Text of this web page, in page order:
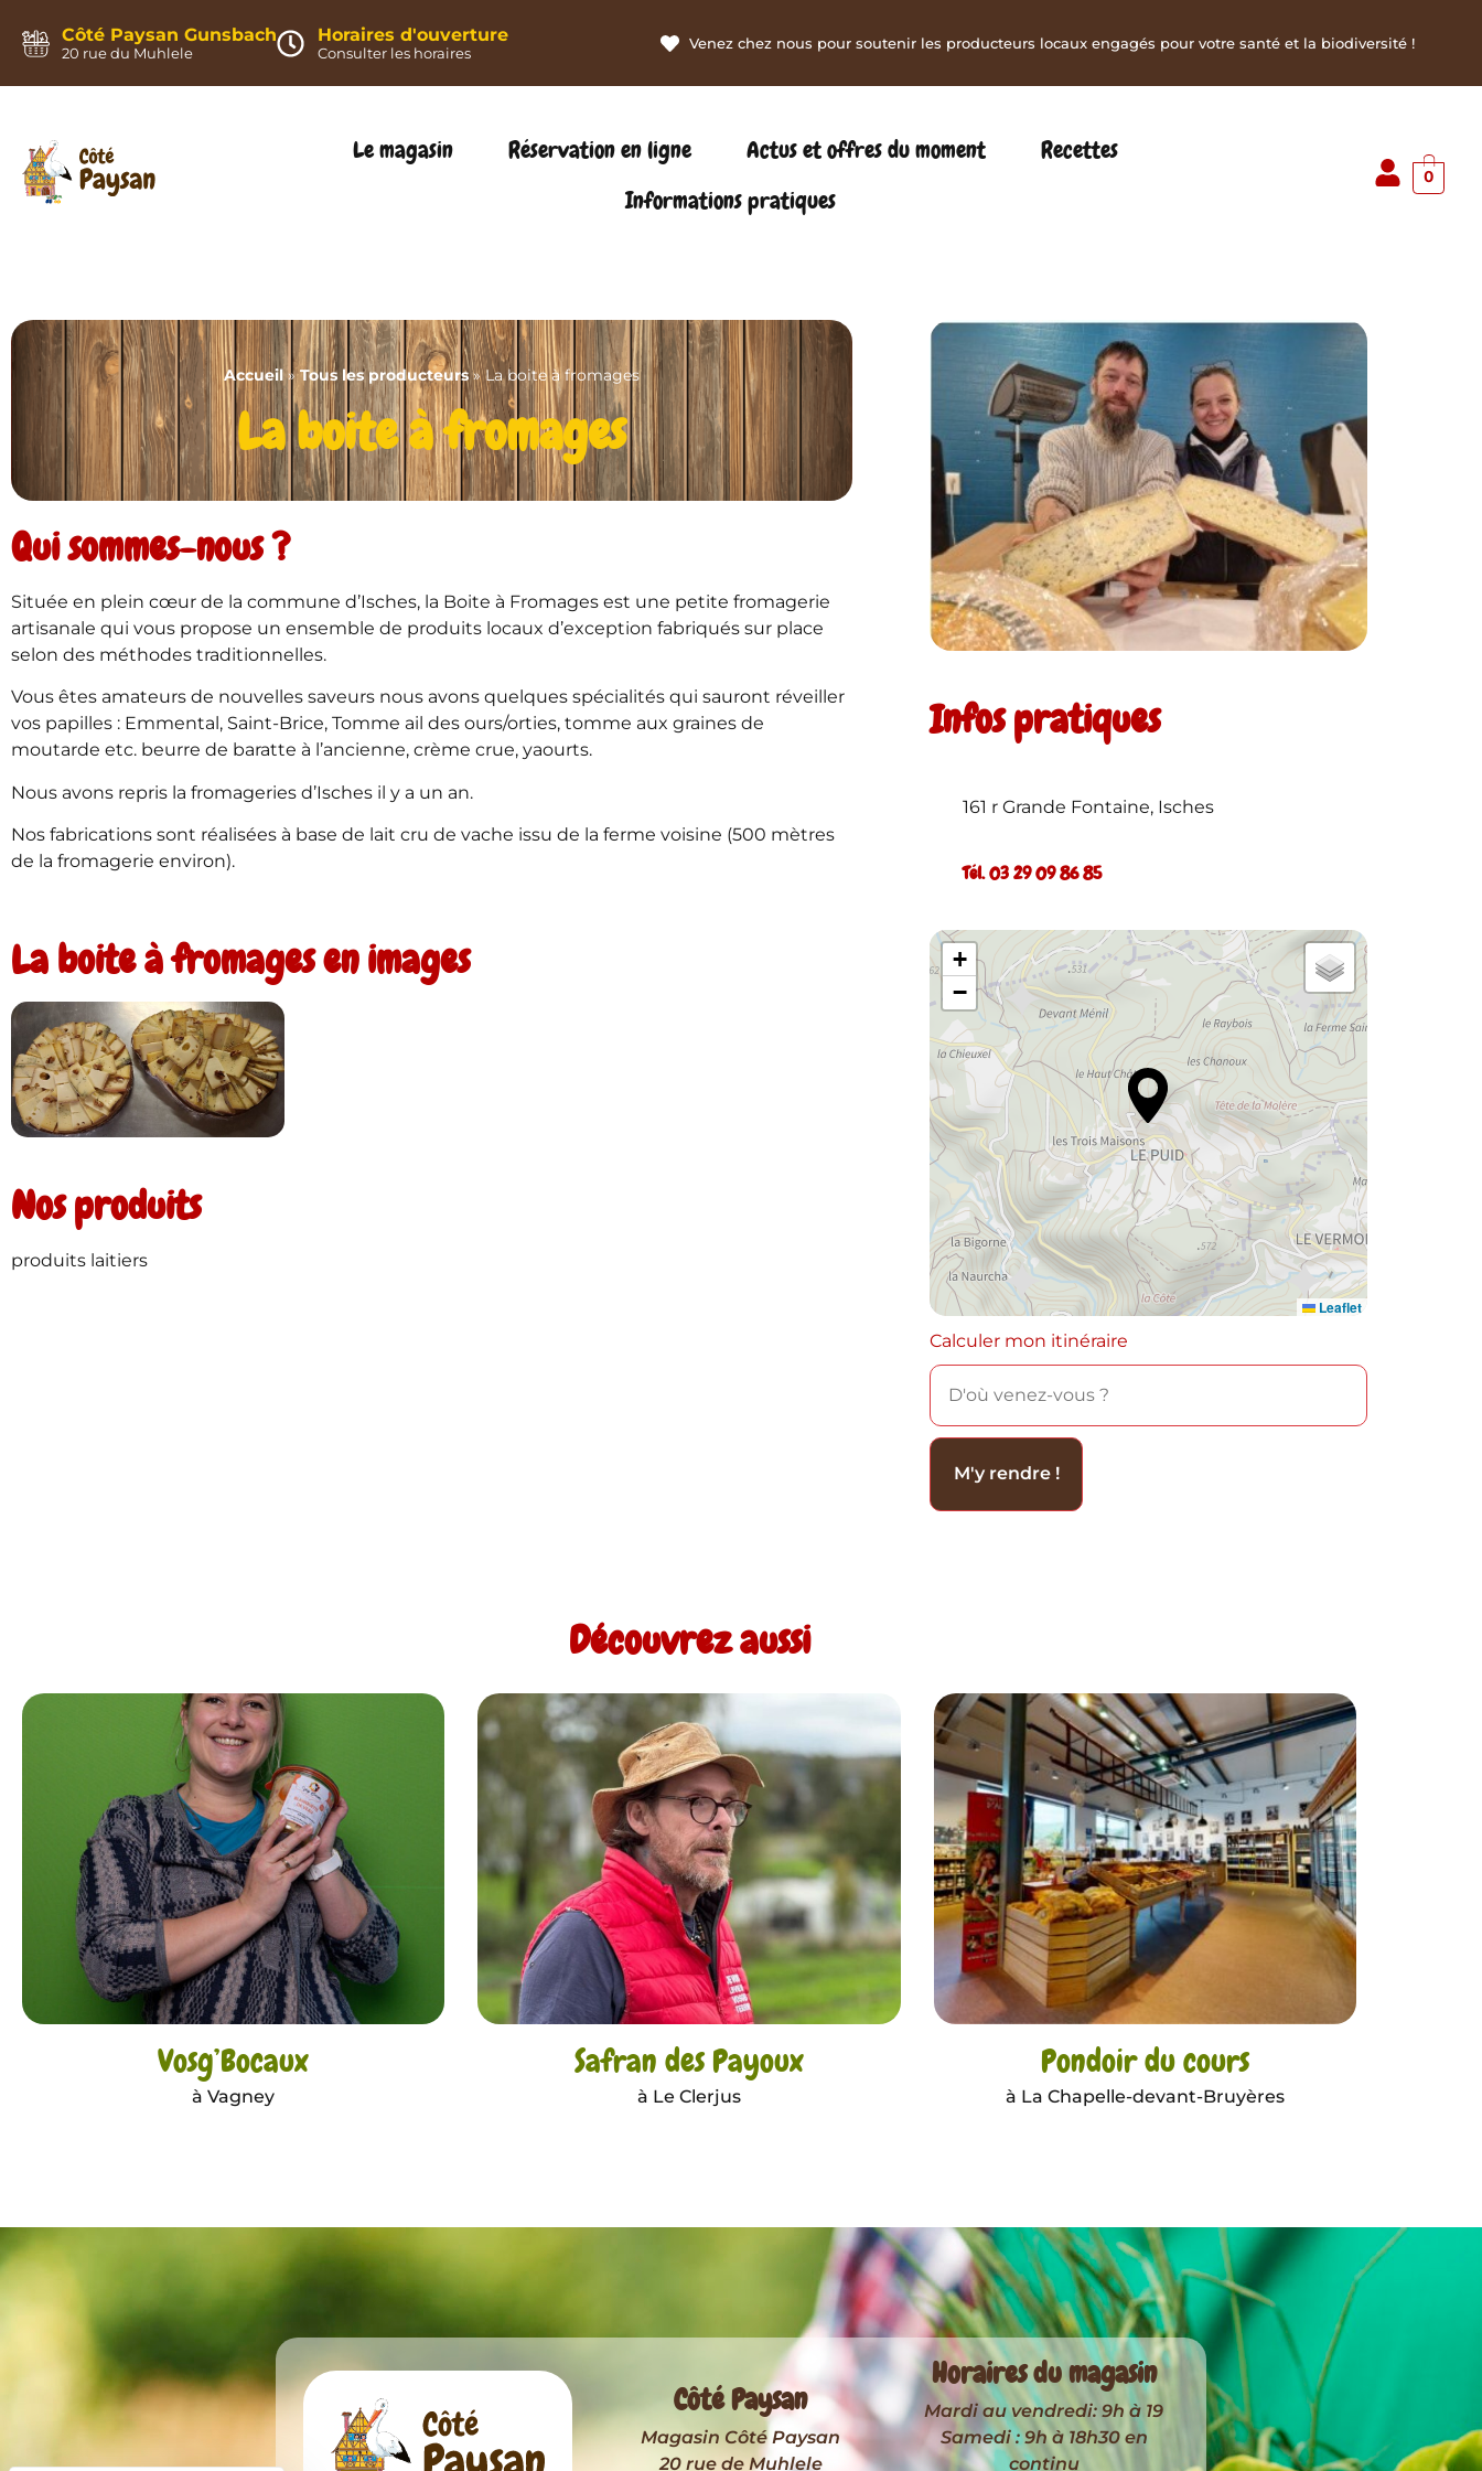
Côté Paysan Gunsbach
20 rue du Muhlele
Horaires d'ouverture
Consulter les horaires
Venez chez nous pour soutenir les producteurs locaux engagés pour votre santé et la biodiversité !
Le magasin Réservation en ligne Actus et offres du moment
Recettes
Informations pratiques
0
Accueil»Tous les producteurs»La boite à fromages
La boite à fromages
Qui sommes-nous ?
Située en plein cœur de la commune d’Isches, la Boite à Fromages est une petite fromagerie
artisanale qui vous propose un ensemble de produits locaux d’exception fabriqués sur place
selon des méthodes traditionnelles.
Vous êtes amateurs de nouvelles saveurs nous avons quelques spécialités qui sauront réveiller
vos papilles : Emmental, Saint-Brice, Tomme ail des ours/orties, tomme aux graines de
moutarde etc. beurre de baratte à l’ancienne, crème crue, yaourts.
Nous avons repris la fromageries d’Isches il y a un an.
Nos fabrications sont réalisées à base de lait cru de vache issu de la ferme voisine (500 mètres
de la fromagerie environ).
La boite à fromages en images
Nos produits
produits laitiers
Infos pratiques
161 r Grande Fontaine, Isches
Tél. 03 29 09 86 85
+
−
Leaflet
Calculer mon itinéraire
Découvrez aussi
Vosg’Bocaux
à Vagney
Safran des Payoux
à Le Clerjus
Pondoir du cours
à La Chapelle-devant-Bruyères
Côté Paysan
Magasin Côté Paysan
20 rue de Muhlele
Horaires du magasin
Mardi au vendredi: 9h à 19
Samedi : 9h à 18h30 en
continu